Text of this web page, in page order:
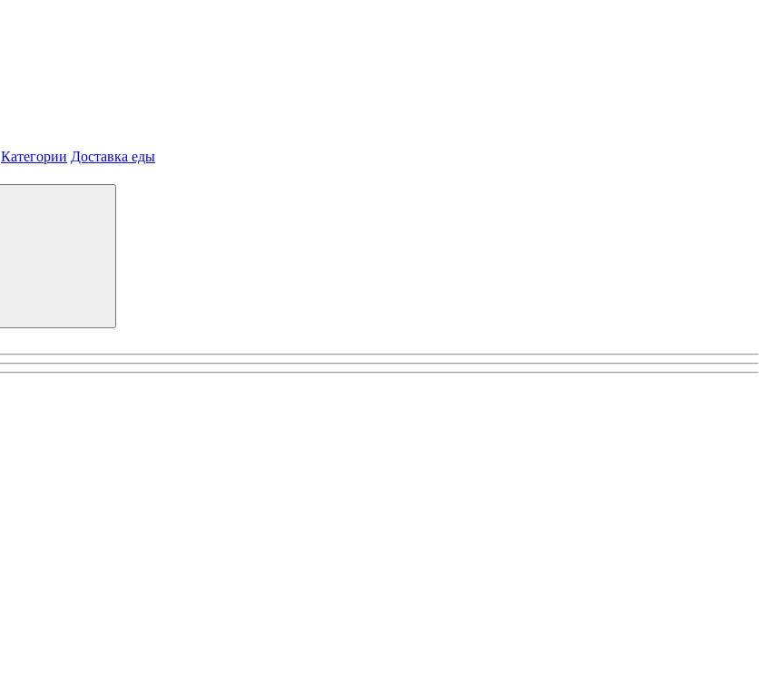
Категории Доставка еды